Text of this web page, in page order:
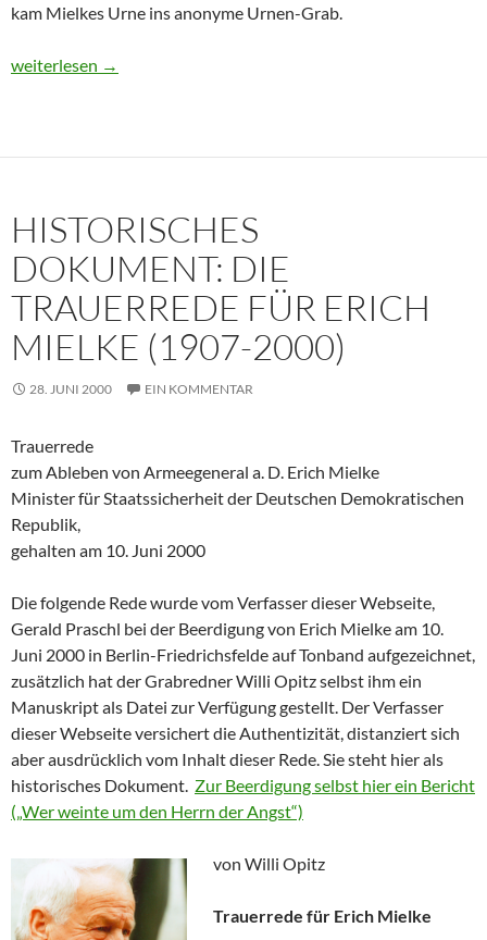
kam Mielkes Urne ins anonyme Urnen-Grab.
Erich Mielke: Wer weinte um den Herrn der Angst?
weiterlesen →
HISTORISCHES
DOKUMENT: DIE
TRAUERREDE FÜR ERICH
MIELKE (1907-2000)
28. JUNI 2000 EIN KOMMENTAR
Trauerrede
zum Ableben von Armeegeneral a. D. Erich Mielke
Minister für Staatssicherheit der Deutschen Demokratischen
Republik,
gehalten am 10. Juni 2000
Die folgende Rede wurde vom Verfasser dieser Webseite,
Gerald Praschl bei der Beerdigung von Erich Mielke am 10.
Juni 2000 in Berlin-Friedrichsfelde auf Tonband aufgezeichnet,
zusätzlich hat der Grabredner Willi Opitz selbst ihm ein
Manuskript als Datei zur Verfügung gestellt. Der Verfasser
dieser Webseite versichert die Authentizität, distanziert sich
aber ausdrücklich vom Inhalt dieser Rede. Sie steht hier als
historisches Dokument. Zur Beerdigung selbst hier ein Bericht
(„Wer weinte um den Herrn der Angst“)
von Willi Opitz
Trauerrede für Erich Mielke